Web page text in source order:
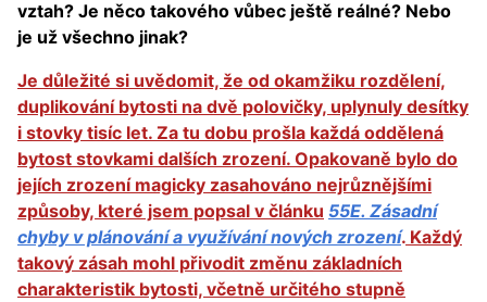
vztah? Je něco takového vůbec ještě reálné? Nebo
je už všechno jinak?
Je důležité si uvědomit, že od okamžiku rozdělení,
duplikování bytosti na dvě polovičky, uplynuly desítky
i stovky tisíc let. Za tu dobu prošla každá oddělená
bytost stovkami dalších zrození. Opakovaně bylo do
jejích zrození magicky zasahováno nejrůznějšími
způsoby, které jsem popsal v článku 55E. Zásadní
chyby v plánování a využívání nových zrození. Každý
takový zásah mohl přivodit změnu základních
charakteristik bytosti, včetně určitého stupně